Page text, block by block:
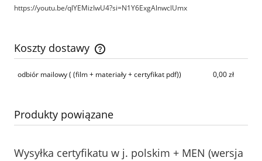
https://youtu.be/qlYEMizIwU4?si=N1Y6ExgAlnwclUmx
Koszty dostawy
Cena nie zawiera ewentualnych kosztów płatności
odbiór mailowy( (film + materiały + certyfikat pdf)) 0,00 zł
Produkty powiązane
Wysyłka certyfikatu w j. polskim + MEN (wersja